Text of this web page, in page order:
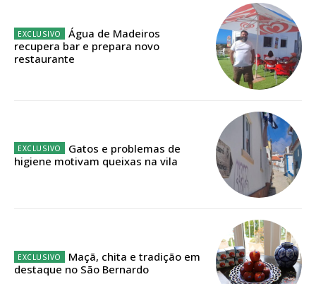
Faça-se assinante do Região de Cister e ajude-nos a manter este serviço
público!
Sendo assinante terá acesso a todos os conteúdos exclusivos e versões
ASSINATURA
12 meses
Água de Madeiros
recupera bar e prepara novo
restaurante
Gatos e problemas de
higiene motivam queixas na vila
Maçã, chita e tradição em
destaque no São Bernardo